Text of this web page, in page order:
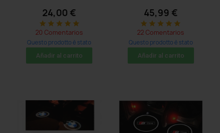
24,00 €
star star star star star
20 Comentarios
Questo prodotto è stato
acquistato: 479 times
Añadir al carrito
45,99 €
star star star star star
22 Comentarios
Questo prodotto è stato
acquistato: 221 times
Añadir al carrito